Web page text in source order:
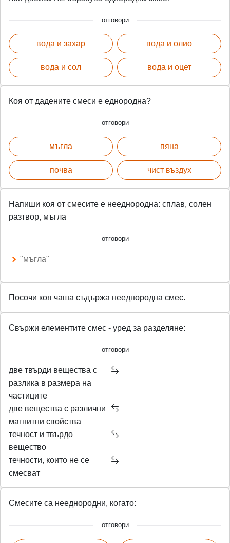
отговори
вода и захар
вода и сол
вода и олио
вода и оцет
Коя от дадените смеси е еднородна?
отговори
мъгла
почва
пяна
чист въздух
Напиши коя от смесите е нееднородна: сплав, солен
разтвор, мъгла
отговори
"мъгла"
Посочи коя чаша съдържа нееднородна смес.
Свържи елементите смес - уред за разделяне:
отговори
две твърди вещества с
разлика в размера на
частиците
две вещества с различни
магнитни свойства
течност и твърдо
вещество
течности, които не се
смесват
Смесите са нееднородни, когато:
отговори